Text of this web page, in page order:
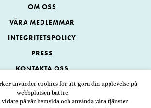
använder cookies för att göra din upplevelse på
webbplatsen bättre.
på vår hemsida och använda våra tjänster
OM OSS
VÅRA MEDLEMMAR
INTEGRITETSPOLICY
PRESS
KONTAKTA OSS
Folkets Hus och Parker